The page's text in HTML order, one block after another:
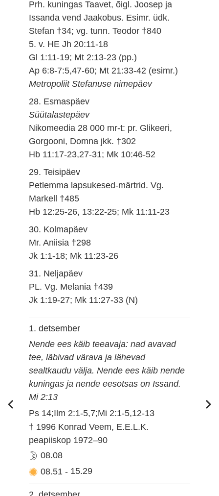
Prh. kuningas Taavet, õigl. Joosep ja
Issanda vend Jaakobus. Esimr. üdk.
Stefan †34; vg. tunn. Teodor †840
5. v. HE Jh 20:11-18
Gl 1:11-19; Mt 2:13-23 (pp.)
Ap 6:8-7:5,47-60; Mt 21:33-42 (esimr.)
Metropoliit Stefanuse nimepäev
28. Esmaspäev
Süütalastepäev
Nikomeedia 28 000 mr-t: pr. Glikeeri,
Gorgooni, Domna jkk. †302
Hb 11:17-23,27-31; Mk 10:46-52
29. Teisipäev
Petlemma lapsukesed-märtrid. Vg.
Markell †485
Hb 12:25-26, 13:22-25; Mk 11:11-23
30. Kolmapäev
Mr. Aniisia †298
Jk 1:1-18; Mk 11:23-26
31. Neljapäev
PL. Vg. Melania †439
Jk 1:19-27; Mk 11:27-33 (N)
1. detsember
Nende ees käib teeavaja: nad avavad
tee, läbivad värava ja lähevad
sealtkaudu välja. Nende ees käib nende
kuningas ja nende eesotsas on Issand.
Mi 2:13
Ps 14;Ilm 2:1-5,7;Mi 2:1-5,12-13
† 1996 Konrad Veem, E.E.L.K.
peapiiskop 1972–90
08.08
08.51 - 15.29